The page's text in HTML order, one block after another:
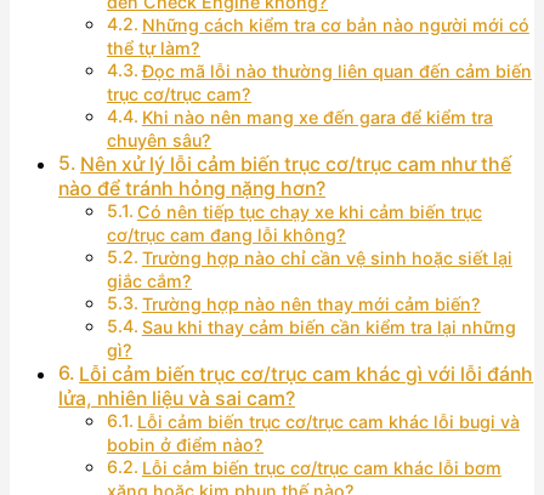
Những cách kiểm tra cơ bản nào người mới có
thể tự làm?
Đọc mã lỗi nào thường liên quan đến cảm biến
trục cơ/trục cam?
Khi nào nên mang xe đến gara để kiểm tra
chuyên sâu?
Nên xử lý lỗi cảm biến trục cơ/trục cam như thế
nào để tránh hỏng nặng hơn?
Có nên tiếp tục chạy xe khi cảm biến trục
cơ/trục cam đang lỗi không?
Trường hợp nào chỉ cần vệ sinh hoặc siết lại
giắc cắm?
Trường hợp nào nên thay mới cảm biến?
Sau khi thay cảm biến cần kiểm tra lại những
gì?
Lỗi cảm biến trục cơ/trục cam khác gì với lỗi đánh
lửa, nhiên liệu và sai cam?
Lỗi cảm biến trục cơ/trục cam khác lỗi bugi và
bobin ở điểm nào?
Lỗi cảm biến trục cơ/trục cam khác lỗi bơm
xăng hoặc kim phun thế nào?